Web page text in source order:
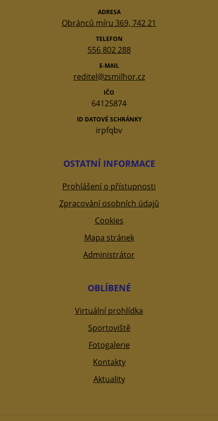
ADRESA
Obránců míru 369, 742 21
TELEFON
556 802 288
E-MAIL
reditel@zsmilhor.cz
IČO
64125874
ID DATOVÉ SCHRÁNKY
irpfqbv
OSTATNÍ INFORMACE
Prohlášení o přístupnosti
Zpracování osobních údajů
Cookies
Mapa stránek
Administrátor
OBLÍBENÉ
Virtuální prohlídka
Sportoviště
Fotogalerie
Kontakty
Aktuality